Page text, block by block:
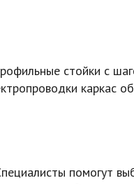
стойки с
каркас
помогут